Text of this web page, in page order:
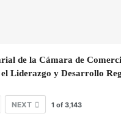
de la Cámara de
el Liderazgo y Desarrollo
NEXT 1 of 3,143